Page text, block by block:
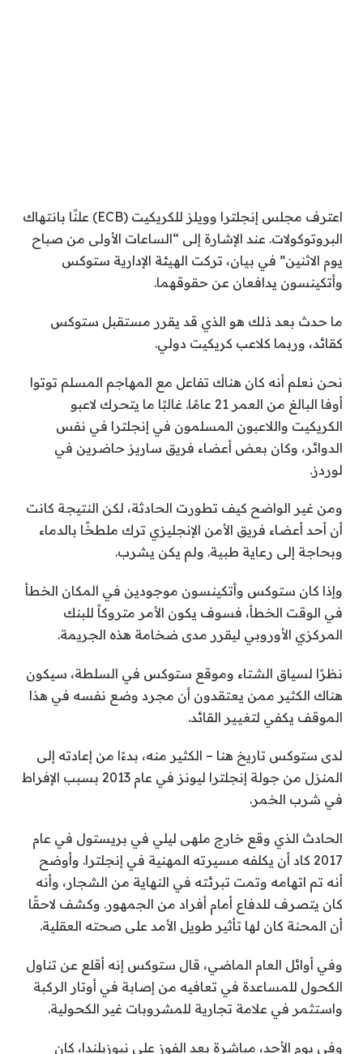
اعترف مجلس إنجلترا وويلز للكريكيت (ECB) علنًا بانتهاك
البروتوكولات. عند الإشارة إلى “الساعات الأولى من صباح
يوم الاثنين” في بيان، تركت الهيئة الإدارية ستوكس
وأتكينسون يدافعان عن حقوقهما.
ما حدث بعد ذلك هو الذي قد يقرر مستقبل ستوكس
كقائد، وربما كلاعب كريكيت دولي.
نحن نعلم أنه كان هناك تفاعل مع المهاجم المسلم توتوا
أوفا البالغ من العمر 21 عامًا. غالبًا ما يتحرك لاعبو
الكريكيت واللاعبون المسلمون في إنجلترا في نفس
الدوائر، وكان بعض أعضاء فريق ساريز حاضرين في
لوردز.
ومن غير الواضح كيف تطورت الحادثة، لكن النتيجة كانت
أن أحد أعضاء فريق الأمن الإنجليزي ترك ملطخًا بالدماء
وبحاجة إلى رعاية طبية. ولم يكن يشرب.
وإذا كان ستوكس وأتكينسون موجودين في المكان الخطأ
في الوقت الخطأ، فسوف يكون الأمر متروكاً للبنك
المركزي الأوروبي ليقرر مدى ضخامة هذه الجريمة.
نظرًا لسياق الشتاء وموقع ستوكس في السلطة، سيكون
هناك الكثير ممن يعتقدون أن مجرد وضع نفسه في هذا
الموقف يكفي لتغيير القائد.
لدى ستوكس تاريخ هنا – الكثير منه، بدءًا من إعادته إلى
المنزل من جولة إنجلترا ليونز في عام 2013 بسبب الإفراط
في شرب الخمر.
الحادث الذي وقع خارج ملهى ليلي في بريستول في عام
2017 كاد أن يكلفه مسيرته المهنية في إنجلترا. وأوضح
أنه تم اتهامه وتمت تبرئته في النهاية من الشجار، وأنه
كان يتصرف للدفاع أمام أفراد من الجمهور. وكشف لاحقًا
أن المحنة كان لها تأثير طويل الأمد على صحته العقلية.
وفي أوائل العام الماضي، قال ستوكس إنه أقلع عن تناول
الكحول للمساعدة في تعافيه من إصابة في أوتار الركبة
واستثمر في علامة تجارية للمشروبات غير الكحولية.
وفي يوم الأحد، مباشرة بعد الفوز على نيوزيلندا، كان